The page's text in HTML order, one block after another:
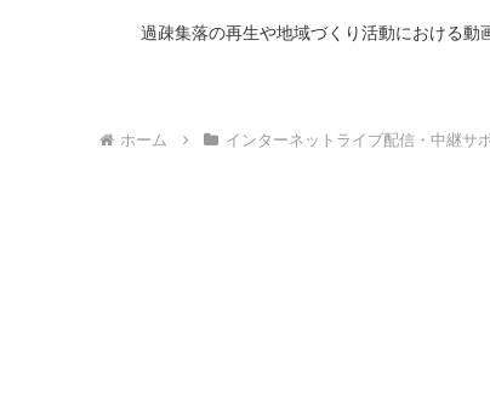
過疎集落の再生や地域づくり活動における動
ホーム インターネットライブ配信・中継サ